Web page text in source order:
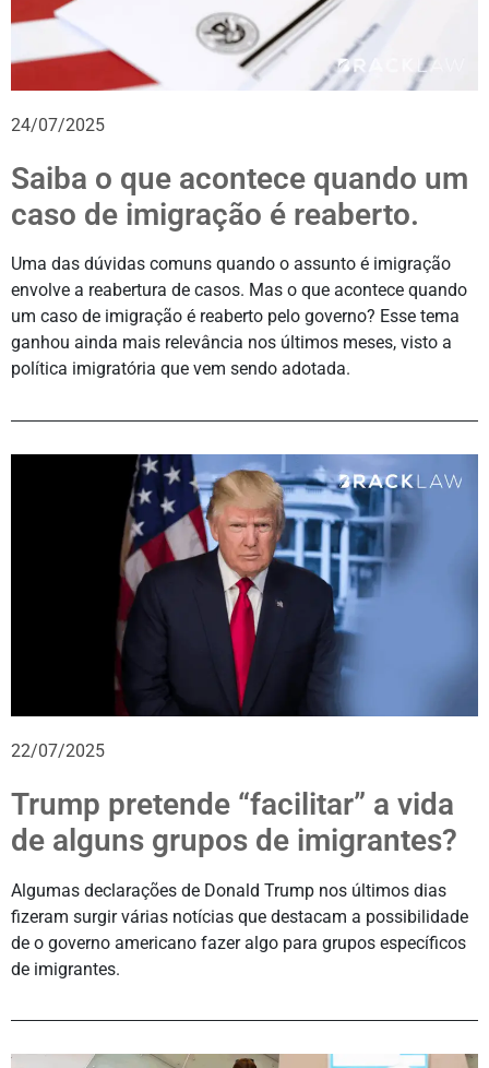
24/07/2025
Saiba o que acontece quando um
caso de imigração é reaberto.
Uma das dúvidas comuns quando o assunto é imigração
envolve a reabertura de casos. Mas o que acontece quando
um caso de imigração é reaberto pelo governo? Esse tema
ganhou ainda mais relevância nos últimos meses, visto a
política imigratória que vem sendo adotada.
22/07/2025
Trump pretende “facilitar” a vida
de alguns grupos de imigrantes?
Algumas declarações de Donald Trump nos últimos dias
fizeram surgir várias notícias que destacam a possibilidade
de o governo americano fazer algo para grupos específicos
de imigrantes.